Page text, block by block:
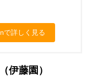
で詳しく見る
伊藤園）